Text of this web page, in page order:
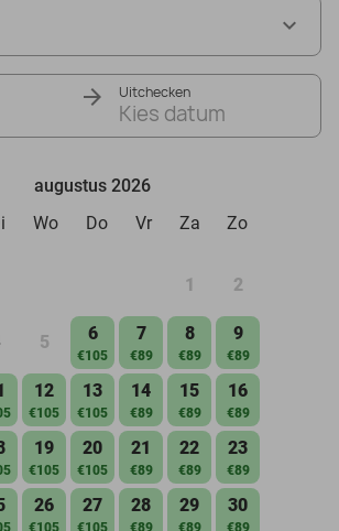
Uitchecken
Kies datum
augustus 2026
Wo Do Vr Za Zo
1 2
5 6
€105
7
€89
8
€89
9
€89
12
€105
13
€105
14
€89
15
€89
16
€89
19
€105
20
€105
21
€89
22
€89
23
€89
26
€105
27
€105
28
€89
29
€89
30
€89